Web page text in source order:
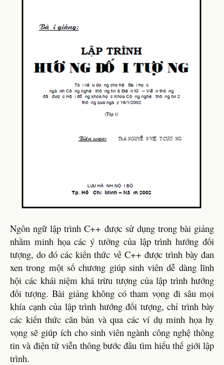
Ngôn ngữ lập trình C++ được sử dụng trong bài giảng
nhằm minh họa các ý tưởng của lập trình hướng đối
tượng, do đó các kiến thức về C++ được trình bày đan
xen trong một số chương giúp sinh viên dễ dàng lĩnh
hội các khái niệm khá trừu tượng của lập trình hướng
đối tượng. Bài giảng không có tham vọng đi sâu mọi
khía cạnh của lập trình hướng đối tượng, chỉ trình bày
các kiến thức căn bản và qua các ví dụ minh họa hy
vọng sẽ giúp ích cho sinh viên ngành công nghệ thông
tin và điện tử viễn thông bước đầu tìm hiểu thế giới lập
trình.